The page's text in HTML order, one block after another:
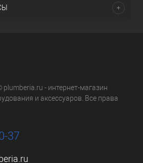
- интернет-магазин
и аксессуаров. Все права
37